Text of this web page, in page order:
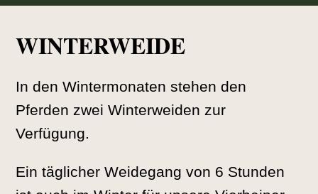
WINTERWEIDE
In den Wintermonaten stehen den
Pferden zwei Winterweiden zur
Verfügung.
Ein täglicher Weidegang von 6 Stunden